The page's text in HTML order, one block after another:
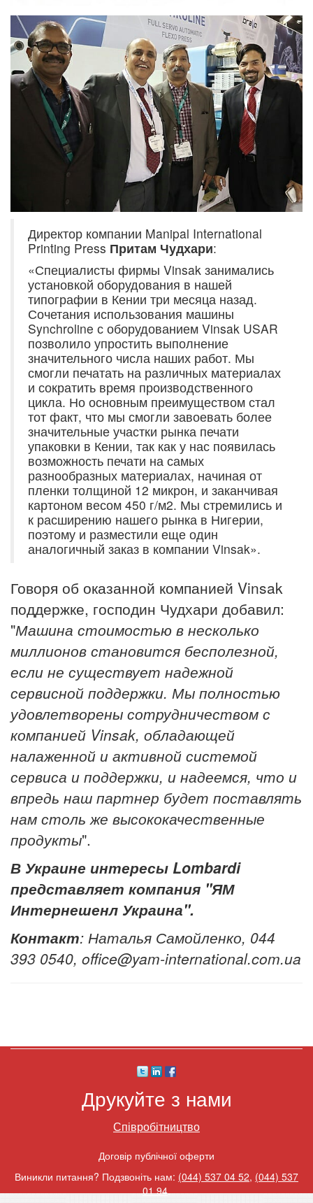
Директор компании Manipal International
Printing Press Притам Чудхари:
«Специалисты фирмы Vinsak занимались
установкой оборудования в нашей
типографии в Кении три месяца назад.
Сочетания использования машины
Synchroline с оборудованием Vinsak USAR
позволило упростить выполнение
значительного числа наших работ. Мы
смогли печатать на различных материалах
и сократить время производственного
цикла. Но основным преимуществом стал
тот факт, что мы смогли завоевать более
значительные участки рынка печати
упаковки в Кении, так как у нас появилась
возможность печати на самых
разнообразных материалах, начиная от
пленки толщиной 12 микрон, и заканчивая
картоном весом 450 г/м2. Мы стремились и
к расширению нашего рынка в Нигерии,
поэтому и разместили еще один
аналогичный заказ в компании Vinsak».
Говоря об оказанной компанией Vinsak
поддержке, господин Чудхари добавил:
"Машина стоимостью в несколько
миллионов становится бесполезной,
если не существует надежной
сервисной поддержки. Мы полностью
удовлетворены сотрудничеством с
компанией Vinsak, обладающей
налаженной и активной системой
сервиса и поддержки, и надеемся, что и
впредь наш партнер будет поставлять
нам столь же высококачественные
продукты".
В Украине интересы Lombardi
представляет компания "ЯМ
Интернешенл Украина".
Контакт: Наталья Самойленко, 044
393 0540, office@yam-international.com.ua
Друкуйте з нами
Співробітництво
Договір публічної оферти
Виникли питання? Подзвоніть нам: (044) 537 04 52, (044) 537
01 94.